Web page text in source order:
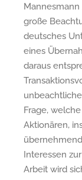
große
deutsches
eines
daraus
Frage,
Aktionären,
Interessen
Arbeit wird